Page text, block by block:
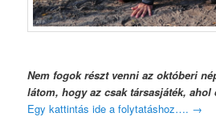
Nem fogok részt venni az októberi
látom, hogy az csak társasjáték, ahol
Egy kattintás ide a folytatáshoz…. →